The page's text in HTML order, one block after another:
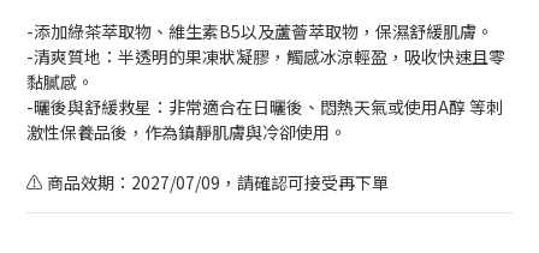
-添加綠茶萃取物、維生素B5以及蘆薈萃取物，保濕舒緩肌膚。
-清爽質地：半透明的果凍狀凝膠，觸感冰涼輕盈，吸收快速且零
黏膩感。
-曬後與舒緩救星：非常適合在日曬後、悶熱天氣或使用A醇 等刺
激性保養品後，作為鎮靜肌膚與冷卻使用。
⚠️ 商品效期：2027/07/09，請確認可接受再下單